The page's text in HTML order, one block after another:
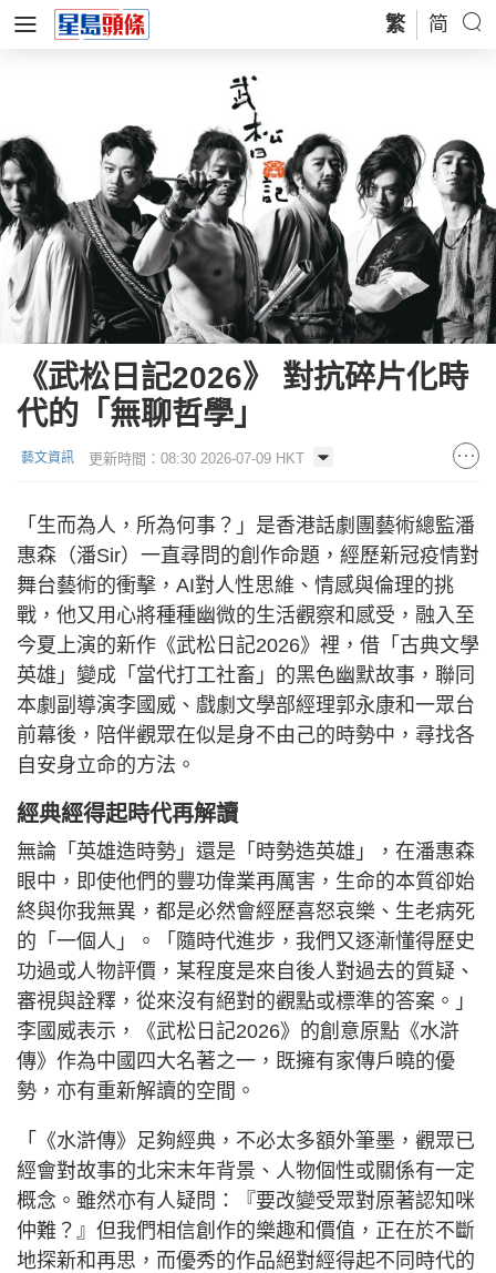
繁 简
《武松日記2026》 對抗碎片化時
代的「無聊哲學」
藝文資訊 更新時間：08:30 2026-07-09 HKT
「生而為人，所為何事？」是香港話劇團藝術總監潘
惠森（潘Sir）一直尋問的創作命題，經歷新冠疫情對
舞台藝術的衝擊，AI對人性思維、情感與倫理的挑
戰，他又用心將種種幽微的生活觀察和感受，融入至
今夏上演的新作《武松日記2026》裡，借「古典文學
英雄」變成「當代打工社畜」的黑色幽默故事，聯同
本劇副導演李國威、戲劇文學部經理郭永康和一眾台
前幕後，陪伴觀眾在似是身不由己的時勢中，尋找各
自安身立命的方法。
經典經得起時代再解讀
無論「英雄造時勢」還是「時勢造英雄」，在潘惠森
眼中，即使他們的豐功偉業再厲害，生命的本質卻始
終與你我無異，都是必然會經歷喜怒哀樂、生老病死
的「一個人」。「隨時代進步，我們又逐漸懂得歷史
功過或人物評價，某程度是來自後人對過去的質疑、
審視與詮釋，從來沒有絕對的觀點或標準的答案。」
李國威表示，《武松日記2026》的創意原點《水滸
傳》作為中國四大名著之一，既擁有家傳戶曉的優
勢，亦有重新解讀的空間。
「《水滸傳》足夠經典，不必太多額外筆墨，觀眾已
經會對故事的北宋末年背景、人物個性或關係有一定
概念。雖然亦有人疑問：『要改變受眾對原著認知咪
仲難？』但我們相信創作的樂趣和價值，正在於不斷
地探新和再思，而優秀的作品絕對經得起不同時代的